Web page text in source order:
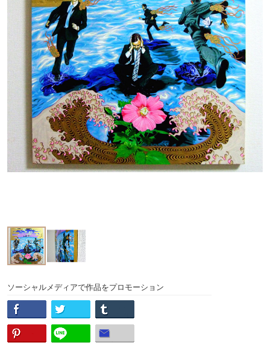
ソーシャルメディアで作品をプロモーション